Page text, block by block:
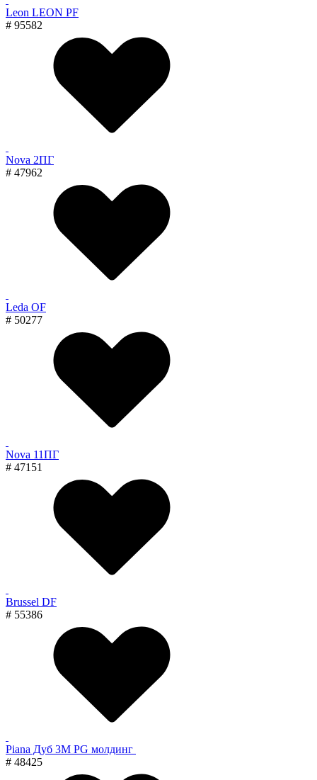
Leon LEON PF
# 95582
Nova 2ПГ
# 47962
Leda OF
# 50277
Nova 11ПГ
# 47151
Brussel DF
# 55386
Piana Дуб 3M PG молдинг
# 48425